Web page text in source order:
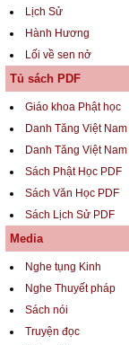
Lịch Sử
Hành Hương
Lối về sen nở
Tủ sách PDF
Giáo khoa Phật học
Danh Tăng Việt Nam
Danh Tăng Việt Nam
Sách Phật Học PDF
Sách Văn Học PDF
Sách Lịch Sử PDF
Media
Nghe tụng Kinh
Nghe Thuyết pháp
Sách nói
Truyện đọc